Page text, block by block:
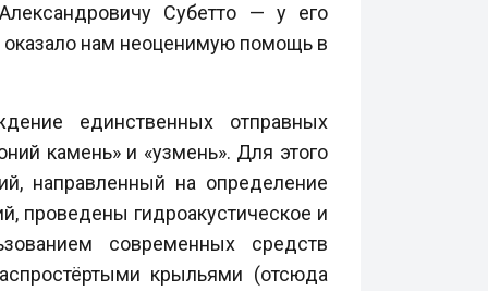
Субетто — у его
оказало нам неоценимую помощь в
единственных отправных
камень» и «узмень». Для этого
направленный на определение
проведены гидроакустическое и
современных средств
крыльями (отсюда